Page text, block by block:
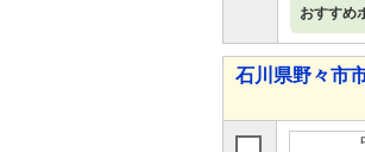
おすすめ
石川県野々市